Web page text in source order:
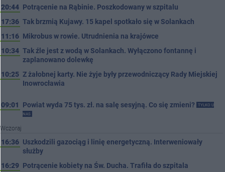
20:44 Potrącenie na Rąbinie. Poszkodowany w szpitalu
17:36 Tak brzmią Kujawy. 15 kapel spotkało się w Solankach
11:16 Mikrobus w rowie. Utrudnienia na krajówce
10:34 Tak źle jest z wodą w Solankach. Wyłączono fontannę i
zaplanowano dolewkę
10:25 Z żałobnej karty. Nie żyje były przewodniczący Rady Miejskiej
Inowrocławia
09:01 Powiat wyda 75 tys. zł. na salę sesyjną. Co się zmieni?
TYLKO U
NAS
Wczoraj
16:36 Uszkodzili gazociąg i linię energetyczną. Interweniowały
służby
16:29 Potrącenie kobiety na Św. Ducha. Trafiła do szpitala